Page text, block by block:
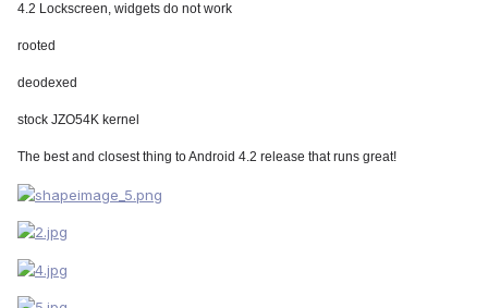
4.2 Lockscreen, widgets do not work
rooted
deodexed
stock JZO54K kernel
The best and closest thing to Android 4.2 release that runs great!